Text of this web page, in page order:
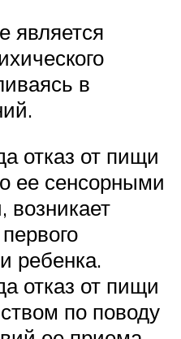
является
в
отказ от пищи
ее сенсорными
возникает
ребенка.
отказ от пищи
по поводу